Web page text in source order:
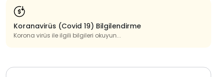
Koranavirüs (Covid 19) Bilgilendirme
Korona virüs ile ilgili bilgileri okuyun...